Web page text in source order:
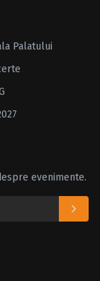
Palatului
evenimente.